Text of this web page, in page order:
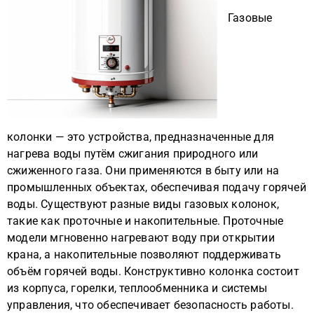
Газовые
колонки — это устройства, предназначенные для
нагрева воды путём сжигания природного или
сжиженного газа. Они применяются в быту или на
промышленных объектах, обеспечивая подачу горячей
воды. Существуют разные виды газовых колонок,
такие как проточные и накопительные. Проточные
модели мгновенно нагревают воду при открытии
крана, а накопительные позволяют поддерживать
объём горячей воды. Конструктивно колонка состоит
из корпуса, горелки, теплообменника и системы
управления, что обеспечивает безопасность работы.